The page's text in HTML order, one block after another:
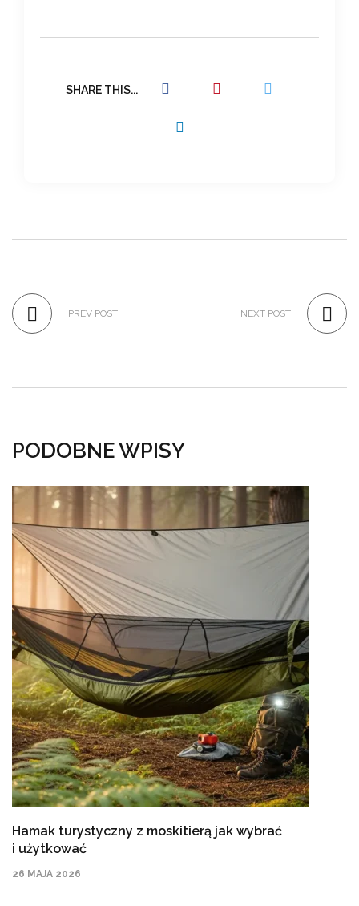
SHARE THIS...
PREV POST NEXT POST
PODOBNE WPISY
Hamak turystyczny z moskitierą jak wybrać
i użytkować
26 MAJA 2026